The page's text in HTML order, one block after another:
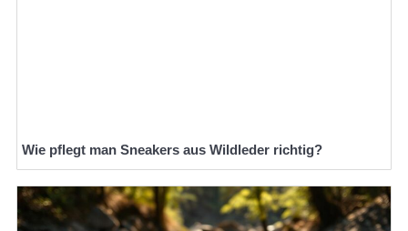
Wie pflegt man Sneakers aus Wildleder richtig?